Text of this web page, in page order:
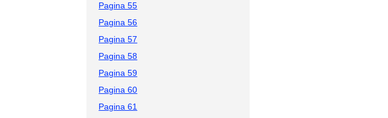
Pagina 55
Pagina 56
Pagina 57
Pagina 58
Pagina 59
Pagina 60
Pagina 61